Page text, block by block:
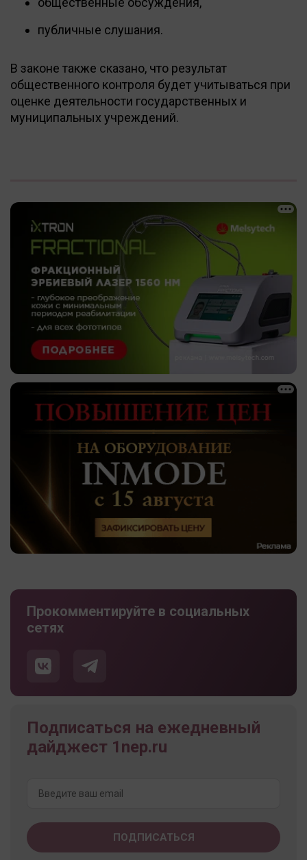
публичные слушания.
В законе также сказано, что результат
общественного контроля будет учитываться при
оценке деятельности государственных и
муниципальных учреждений.
Прокомментируйте в социальных
сетях
Подписаться на ежедневный
дайджест 1nep.ru